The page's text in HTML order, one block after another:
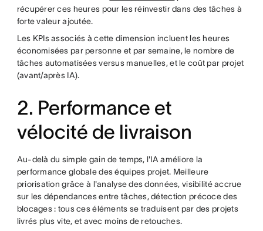
récupérer ces heures pour les réinvestir dans des tâches à
forte valeur ajoutée.
Les KPIs associés à cette dimension incluent les heures
économisées par personne et par semaine, le nombre de
tâches automatisées versus manuelles, et le coût par projet
(avant/après IA).
2. Performance et
vélocité de livraison
Au-delà du simple gain de temps, l'IA améliore la
performance globale des équipes projet. Meilleure
priorisation grâce à l'analyse des données, visibilité accrue
sur les dépendances entre tâches, détection précoce des
blocages : tous ces éléments se traduisent par des projets
livrés plus vite, et avec moins de retouches.